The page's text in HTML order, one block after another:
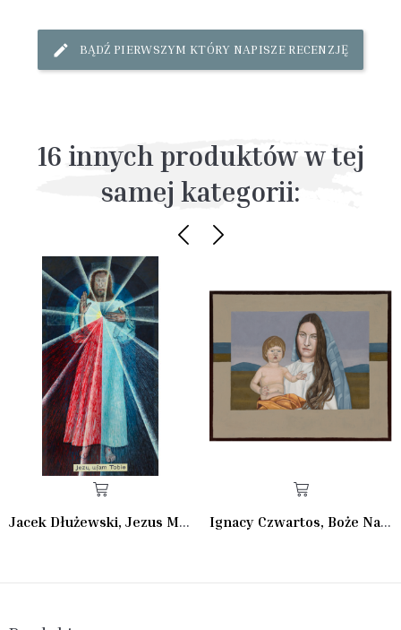
BĄDŹ PIERWSZYM KTÓRY NAPISZE RECENZJĘ
16 innych produktów w tej
samej kategorii:
Jacek Dłużewski, Jezus Miłosierny Ignacy Czwartos, Boże Narodzenie II